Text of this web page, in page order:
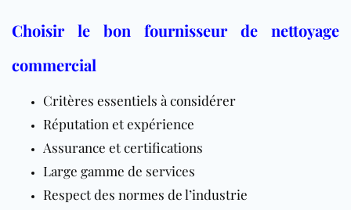
Choisir le bon fournisseur de nettoyage
commercial
Critères essentiels à considérer
Réputation et expérience
Assurance et certifications
Large gamme de services
Respect des normes de l’industrie